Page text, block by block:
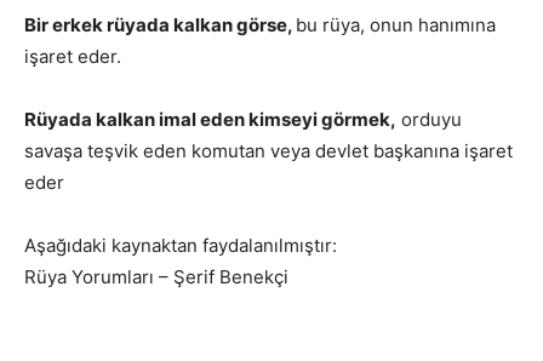
Bir erkek rüyada kalkan görse, bu rüya, onun hanımına
işaret eder.
Rüyada kalkan imal eden kimseyi görmek, orduyu
savaşa teşvik eden komutan veya devlet başkanına işaret
eder
Aşağıdaki kaynaktan faydalanılmıştır:
Rüya Yorumları – Şerif Benekçi